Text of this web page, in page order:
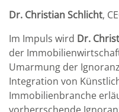
Dr. Christian Schlicht,
Im Impuls wird Dr.
der
Umarmung der
Integration von
Immobilienbranche